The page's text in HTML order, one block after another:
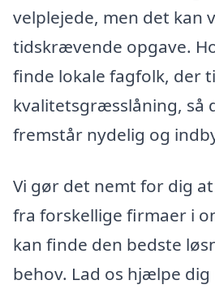
velplejede, men det kan
tidskrævende opgave.
finde lokale fagfolk, der
kvalitetsgræsslåning, så
fremstår nydelig og
Vi gør det nemt for dig
fra forskellige firmaer i
kan finde den bedste
behov. Lad os hjælpe